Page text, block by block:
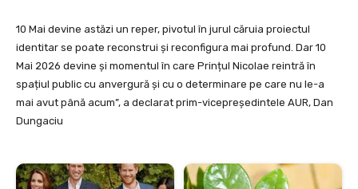
10 Mai devine astăzi un reper, pivotul în jurul căruia proiectul
identitar se poate reconstrui și reconfigura mai profund. Dar 10
Mai 2026 devine și momentul în care Prințul Nicolae reintră în
spațiul public cu anvergură și cu o determinare pe care nu le-a
mai avut până acum”, a declarat prim-vicepreședintele AUR, Dan
Dungaciu